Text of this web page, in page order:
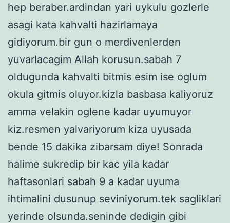
hep beraber.ardindan yari uykulu gozlerle
asagi kata kahvalti hazirlamaya
gidiyorum.bir gun o merdivenlerden
yuvarlacagim Allah korusun.sabah 7
oldugunda kahvalti bitmis esim ise oglum
okula gitmis oluyor.kizla basbasa kaliyoruz
amma velakin oglene kadar uyumuyor
kiz.resmen yalvariyorum kiza uyusada
bende 15 dakika zibarsam diye! Sonrada
halime sukredip bir kac yila kadar
haftasonlari sabah 9 a kadar uyuma
ihtimalini dusunup seviniyorum.tek sagliklari
yerinde olsunda.seninde dedigin gibi